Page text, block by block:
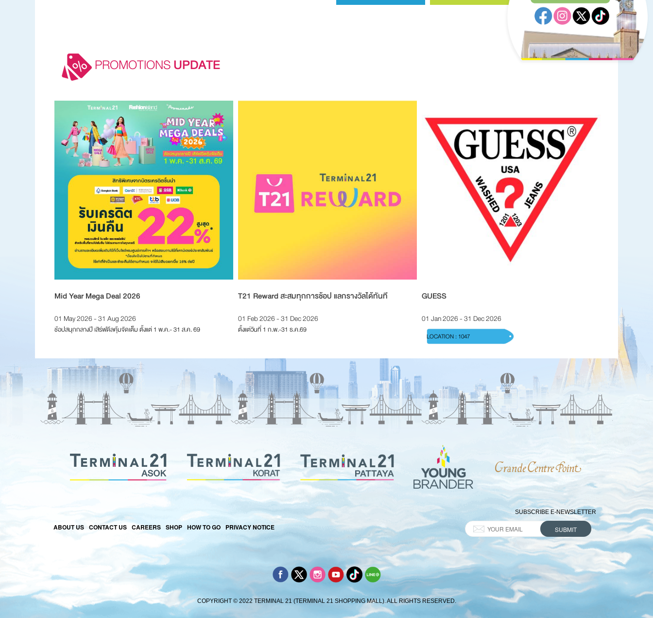
PROMOTIONSUPDATE
Mid Year Mega Deal 2026
01 May 2026 - 31 Aug 2026
ช้อปสนุกกลางปี เสิร์ฟดีลคุ้มจัดเต็ม ตั้งแต่ 1 พ.ค.- 31 ส.ค. 69
T21 Reward สะสมทุกการช้อป แลกรางวัลได้ทันที
01 Feb 2026 - 31 Dec 2026
ตั้งแต่วันที่ 1 ก.พ.-31 ธ.ค.69
GUESS
01 Jan 2026 - 31 Dec 2026
LOCATION : 1047
ABOUT US CONTACT US CAREERS SHOP HOW TO GO PRIVACY NOTICE
SUBSCRIBE E-NEWSLETTER
COPYRIGHT © 2022 TERMINAL 21 (TERMINAL 21 SHOPPING MALL). ALL RIGHTS RESERVED.